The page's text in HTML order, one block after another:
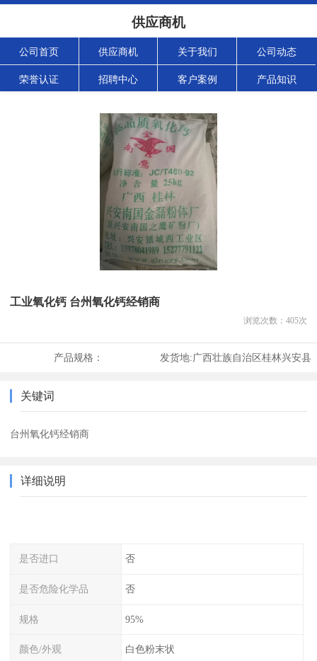
供应商机
公司首页 供应商机 关于我们 公司动态
荣誉认证 招聘中心 客户案例 产品知识
工业氧化钙 台州氧化钙经销商
浏览次数： 405次
产品规格： 发货地:广西壮族自治区桂林兴安县
关键词
台州氧化钙经销商
详细说明
是否进口 否
是否危险化学品 否
规格 95%
颜色/外观 白色粉末状